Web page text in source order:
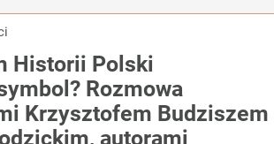
Historii Polski
Rozmowa
Krzysztofem Budziszem
autorami